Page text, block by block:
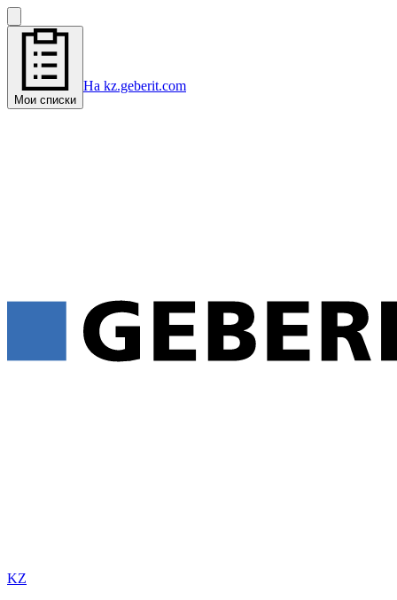
Мои списки
На kz.geberit.com
KZ